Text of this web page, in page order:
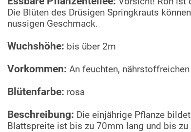
Die Blüten des Drüsigen Springkrauts
nussigen Geschmack.
Wuchshöhe: bis über 2m
Vorkommen: An feuchten,
Blütenfarbe: rosa
Beschreibung: Die einjährige Pflanze
Blattspreite ist bis zu 70mm lang und bis